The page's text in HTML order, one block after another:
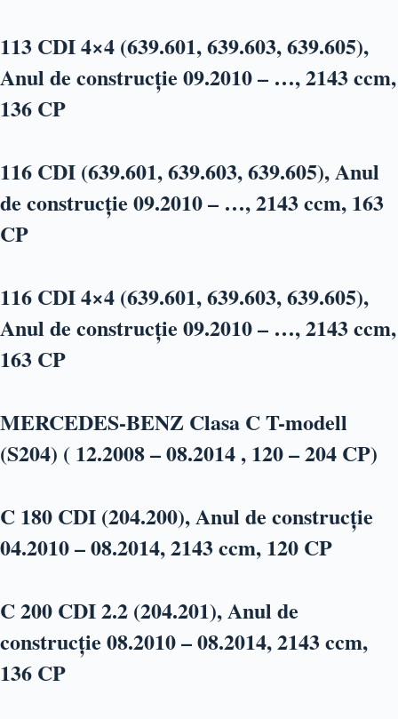
113 CDI 4×4 (639.601, 639.603, 639.605),
Anul de construcție 09.2010 – …, 2143 ccm,
136 CP
116 CDI (639.601, 639.603, 639.605), Anul
de construcție 09.2010 – …, 2143 ccm, 163
CP
116 CDI 4×4 (639.601, 639.603, 639.605),
Anul de construcție 09.2010 – …, 2143 ccm,
163 CP
MERCEDES-BENZ Clasa C T-modell
(S204) ( 12.2008 – 08.2014 , 120 – 204 CP)
C 180 CDI (204.200), Anul de construcție
04.2010 – 08.2014, 2143 ccm, 120 CP
C 200 CDI 2.2 (204.201), Anul de
construcție 08.2010 – 08.2014, 2143 ccm,
136 CP